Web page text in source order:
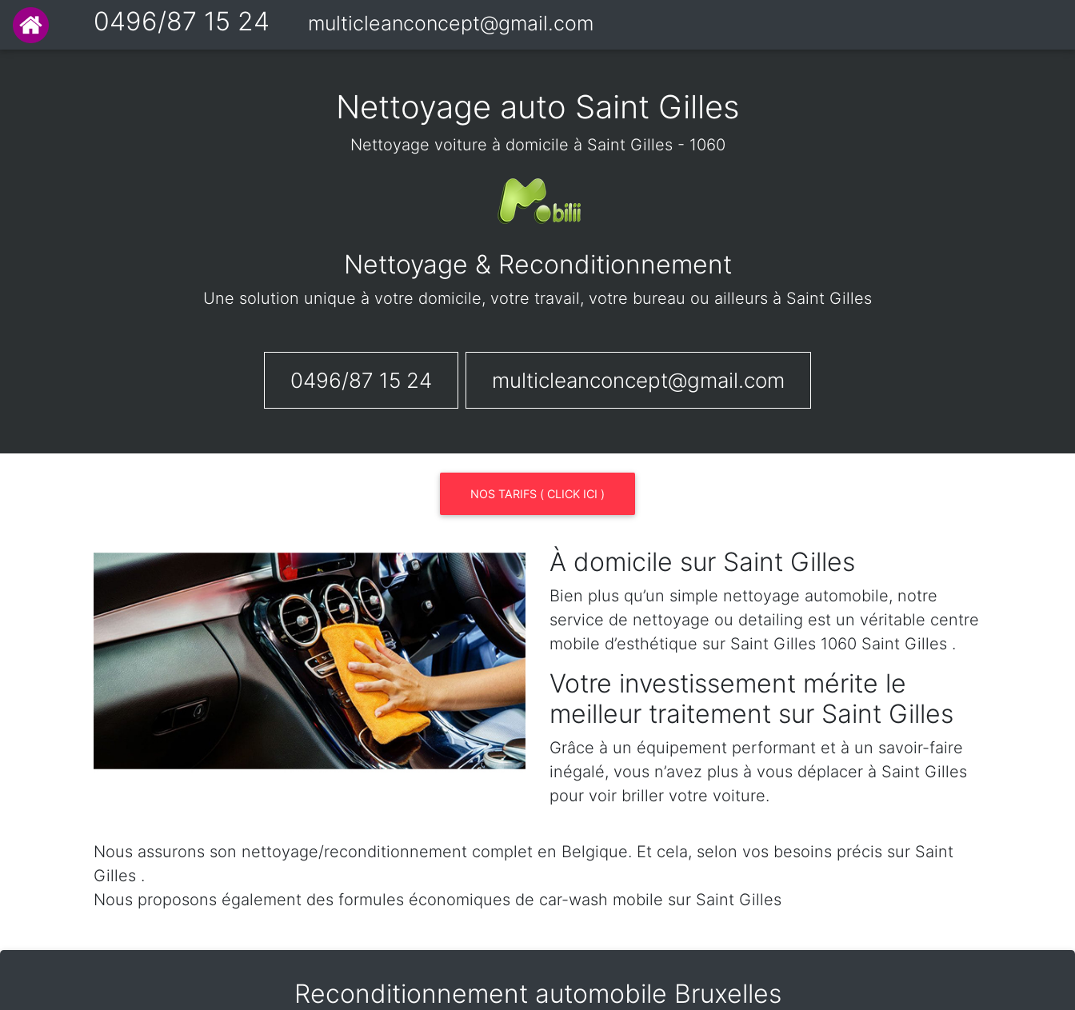
0496/87 15 24 multicleanconcept@gmail.com
Nettoyage auto Saint Gilles
Nettoyage voiture à domicile à Saint Gilles - 1060
Nettoyage & Reconditionnement
Une solution unique à votre domicile, votre travail, votre bureau ou ailleurs à Saint Gilles
0496/87 15 24 multicleanconcept@gmail.com
NOS TARIFS ( CLICK ICI )
À domicile sur Saint Gilles
Bien plus qu’un simple nettoyage automobile, notre
service de nettoyage ou detailing est un véritable centre
mobile d’esthétique sur Saint Gilles 1060 Saint Gilles .
Votre investissement mérite le
meilleur traitement sur Saint Gilles
Grâce à un équipement performant et à un savoir-faire
inégalé, vous n’avez plus à vous déplacer à Saint Gilles
pour voir briller votre voiture.
Nous assurons son nettoyage/reconditionnement complet en Belgique. Et cela, selon vos besoins précis sur Saint
Gilles .
Nous proposons également des formules économiques de car-wash mobile sur Saint Gilles
Reconditionnement automobile Bruxelles